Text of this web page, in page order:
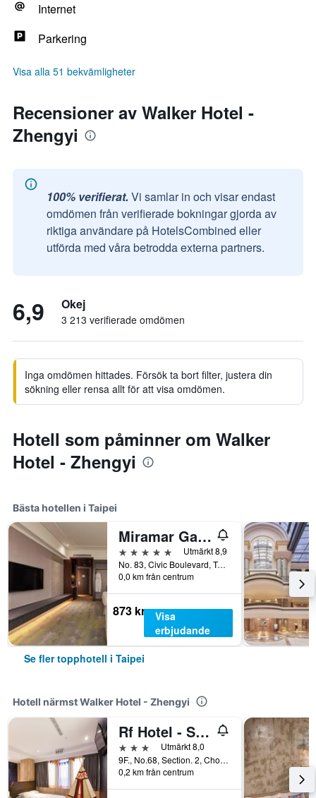
Internet
Parkering
Visa alla 51 bekvämligheter
Recensioner av Walker Hotel -
Zhengyi
100% verifierat. Vi samlar in och visar endast
omdömen från verifierade bokningar gjorda av
riktiga användare på HotelsCombined eller
utförda med våra betrodda externa partners.
6,9 Okej
3 213 verifierade omdömen
Inga omdömen hittades. Försök ta bort filter, justera din
sökning eller rensa allt för att visa omdömen.
Hotell som påminner om Walker
Hotel - Zhengyi
Bästa hotellen i Taipei
Miramar Garden Taipei
5 stjärnor
Utmärkt 8,9
No. 83, Civic Boulevard, Taipei, Taiwan
0,0 km från centrum
873 kr
Visa
erbjudande
Se fler topphotell i Taipei
Hotell närmst Walker Hotel - Zhengyi
Rf Hotel - Sanchong
3 stjärnorUtmärkt 8,0
9F., No.68, Section. 2, Chongxin Road, Taipei, Taiwan
0,2 km från centrum